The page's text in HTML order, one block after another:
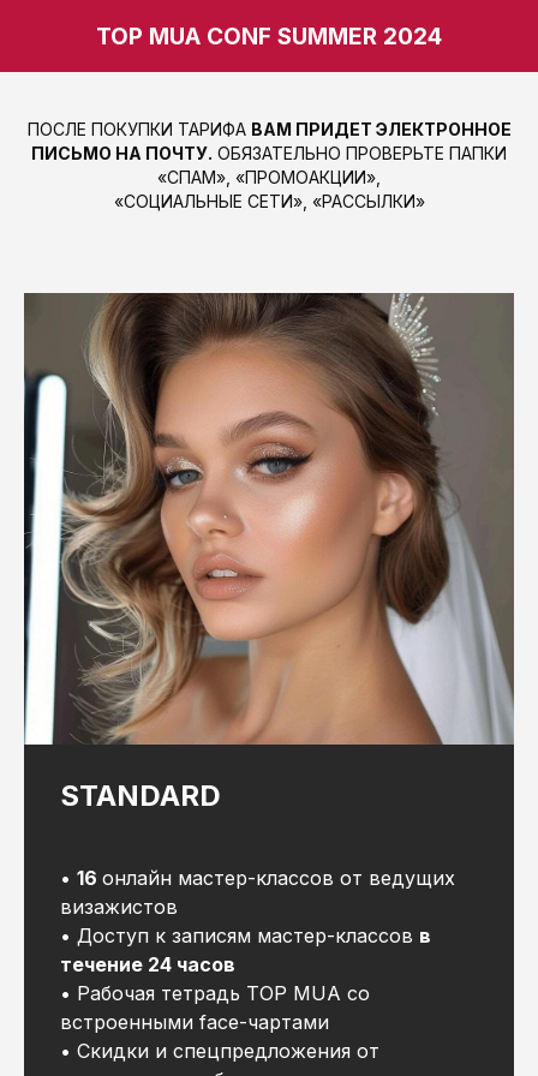
TOP MUA CONF SUMMER 2024
ПОСЛЕ ПОКУПКИ ТАРИФА ВАМ ПРИДЕТ ЭЛЕКТРОННОЕ
ПИСЬМО НА ПОЧТУ. ОБЯЗАТЕЛЬНО ПРОВЕРЬТЕ ПАПКИ
«СПАМ», «ПРОМОАКЦИИ»,
«СОЦИАЛЬНЫЕ СЕТИ», «РАССЫЛКИ»
STANDARD
• 16 онлайн мастер-классов от ведущих
визажистов
• Доступ к записям мастер-классов в
течение 24 часов
• Рабочая тетрадь TOP MUA со
встроенными face-чартами
• Cкидки и спецпредложения от